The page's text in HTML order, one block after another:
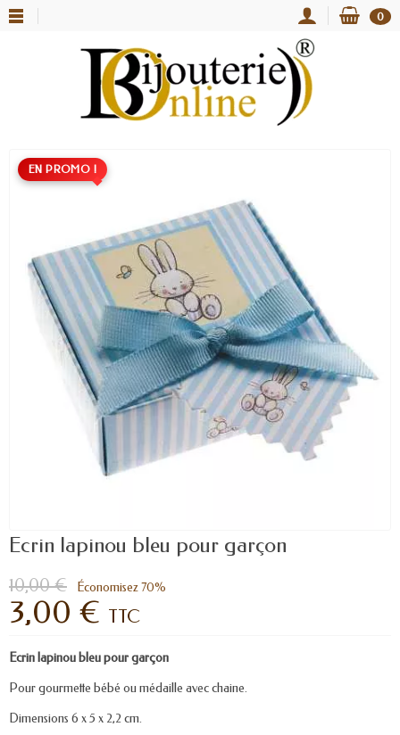
0
EN PROMO !
Ecrin lapinou bleu pour garçon
10,00 € Économisez 70%
3,00 € TTC
Ecrin lapinou bleu pour garçon
Pour gourmette bébé ou médaille avec chaine.
Dimensions 6 x 5 x 2,2 cm.